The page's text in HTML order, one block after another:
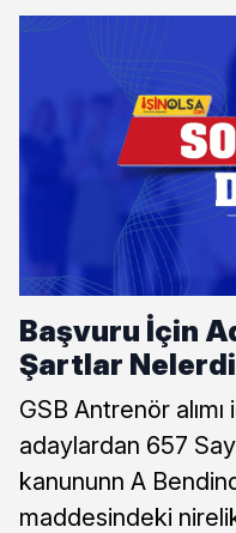
Başvuru İçin
Şartlar
GSB Antrenör
adaylardan 657
kanununn A
maddesindeki